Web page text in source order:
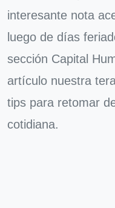
interesante nota
luego de días
sección Capital
artículo nuestra
tips para retomar
cotidiana.